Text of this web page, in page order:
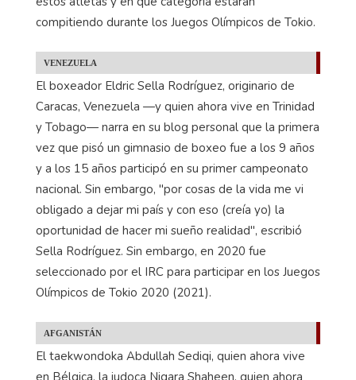
compitiendo durante los Juegos Olímpicos de Tokio.
VENEZUELA
El boxeador Eldric Sella Rodríguez, originario de
Caracas, Venezuela —y quien ahora vive en Trinidad
y Tobago— narra en su blog personal que la primera
vez que pisó un gimnasio de boxeo fue a los 9 años
y a los 15 años participó en su primer campeonato
nacional. Sin embargo, "por cosas de la vida me vi
obligado a dejar mi país y con eso (creía yo) la
oportunidad de hacer mi sueño realidad", escribió
Sella Rodríguez. Sin embargo, en 2020 fue
seleccionado por el IRC para participar en los Juegos
Olímpicos de Tokio 2020 (2021).
AFGANISTÁN
El taekwondoka Abdullah Sediqi, quien ahora vive